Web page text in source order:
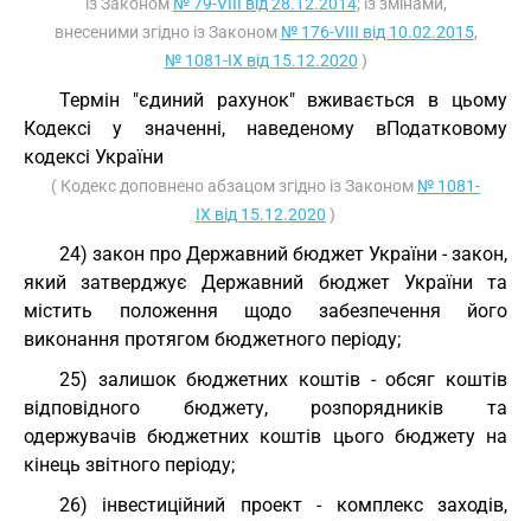
внесеними згідно із Законом № 176-VIII від 10.02.2015,
№ 1081-IX від 15.12.2020 )
Термін "єдиний рахунок" вживається в цьому
Кодексі у значенні, наведеному вПодатковому
кодексі України
( Кодекс доповнено абзацом згідно із Законом № 1081-
IX від 15.12.2020 )
24) закон про Державний бюджет України - закон,
який затверджує Державний бюджет України та
містить положення щодо забезпечення його
виконання протягом бюджетного періоду;
25) залишок бюджетних коштів - обсяг коштів
відповідного бюджету, розпорядників та
одержувачів бюджетних коштів цього бюджету на
кінець звітного періоду;
26) інвестиційний проект - комплекс заходів,